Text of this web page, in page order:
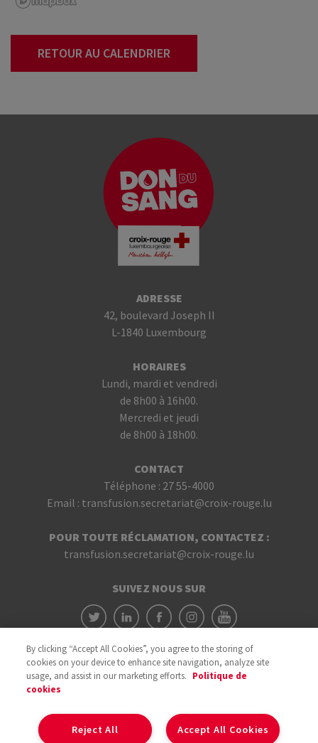
RETOUR AU CALENDRIER
ADRESSE
42, boulevard Joseph II
L-1840 Luxembourg
HORAIRES
Lundi, mardi et vendredi
de 8h00 à 16h00.
Mercredi et jeudi
de 8h00 à 18h00.
CONTACT
Téléphone : 27 55-4000
Email : transfusion.secretariat@croix-rouge.lu
POUR TOUTE RÉCLAMATION, CONTACTEZ :
transfusion.secretariat@croix-rouge.lu
SUIVEZ NOUS SUR
By clicking “Accept All Cookies”, you agree to the storing of
cookies on your device to enhance site navigation, analyze site
usage, and assist in our marketing efforts. Politique de
cookies
Accept All Cookies
Reject All